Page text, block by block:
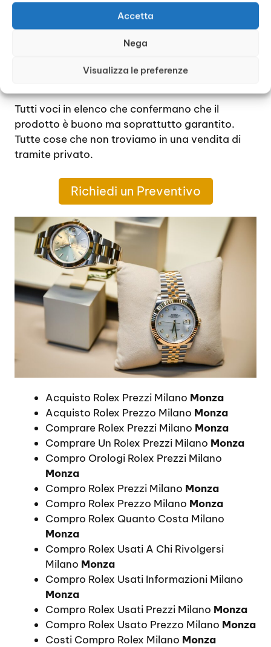
Accetta
Nega
Visualizza le preferenze
Garanzia
Certificato di autenticità
Prodotti originali
Valutazione economica attuale
Ridimensionamento dei costi in caso di
Tutti voci in elenco che confermano che il
prodotto è buono ma soprattutto garantito.
Tutte cose che non troviamo in una vendita di
tramite privato.
Richiedi un Preventivo
Acquisto Rolex Prezzi Milano Monza
Acquisto Rolex Prezzo Milano Monza
Comprare Rolex Prezzi Milano Monza
Comprare Un Rolex Prezzi Milano Monza
Compro Orologi Rolex Prezzi Milano
Monza
Compro Rolex Prezzi Milano Monza
Compro Rolex Prezzo Milano Monza
Compro Rolex Quanto Costa Milano
Monza
Compro Rolex Usati A Chi Rivolgersi
Milano Monza
Compro Rolex Usati Informazioni Milano
Monza
Compro Rolex Usati Prezzi Milano Monza
Compro Rolex Usato Prezzo Milano Monza
Costi Compro Rolex Milano Monza